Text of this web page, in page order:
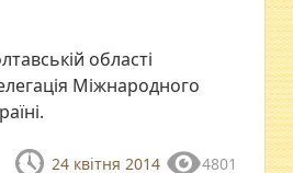
області
Міжнародного
24 квітня 2014 4801